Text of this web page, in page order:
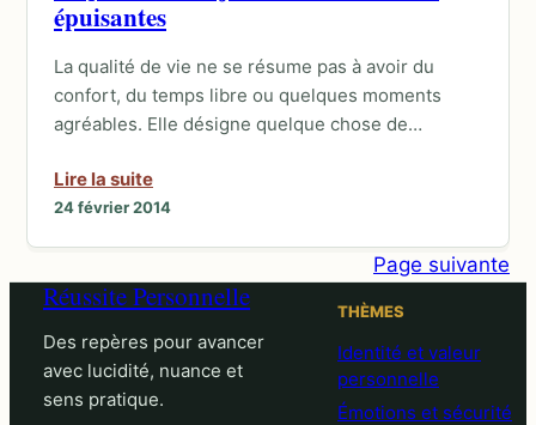
épuisantes
La qualité de vie ne se résume pas à avoir du
confort, du temps libre ou quelques moments
agréables. Elle désigne quelque chose de…
Lire la suite
24 février 2014
Page suivante
Réussite Personnelle
Des repères pour avancer
avec lucidité, nuance et
sens pratique.
THÈMES
Identité et valeur
personnelle
Émotions et sécurité